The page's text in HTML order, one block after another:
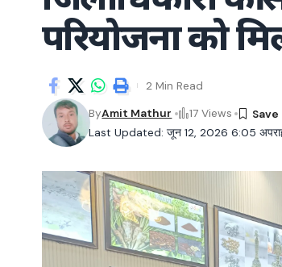
परियोजना को
Last Updated: जून 12, 2026 6:05
ByAmit Mathur 17 Views
2 Min Read